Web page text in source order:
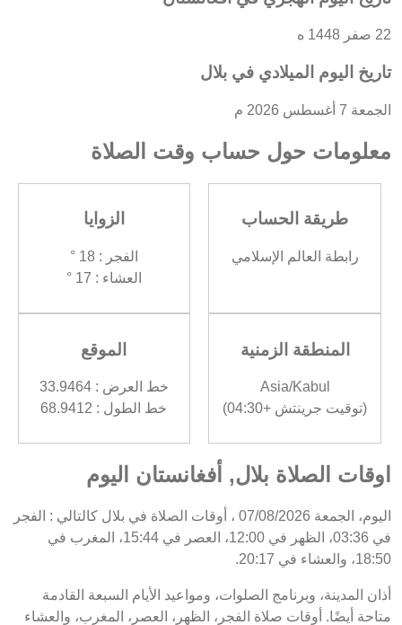
22 صفر 1448 ه
تاريخ اليوم الميلادي في بلال
الجمعة 7 أغسطس 2026 م
معلومات حول حساب وقت الصلاة
طريقة الحساب
رابطة العالم الإسلامي
الزوايا
الفجر : 18 °
العشاء : 17 °
المنطقة الزمنية
Asia/Kabul
(توقيت جرينتش +04:30)
الموقع
خط العرض : 33.9464
خط الطول : 68.9412
اوقات الصلاة بلال, أفغانستان اليوم
اليوم، الجمعة 07/08/2026 ، أوقات الصلاة في بلال كالتالي : الفجر
في 03:36، الظهر في 12:00، العصر في 15:44، المغرب في
18:50، والعشاء في 20:17.
أذان المدينة، وبرنامج الصلوات، ومواعيد الأيام السبعة القادمة
متاحة أيضًا. أوقات صلاة الفجر، الظهر، العصر، المغرب، والعشاء